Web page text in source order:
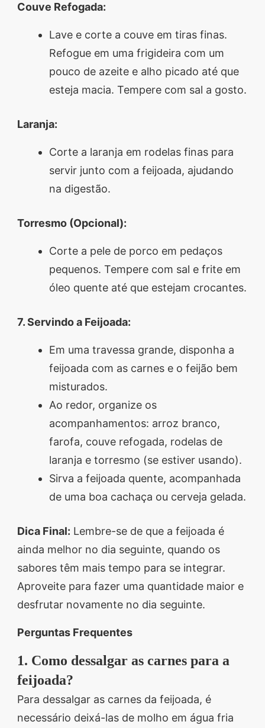
Couve Refogada:
Lave e corte a couve em tiras finas.
Refogue em uma frigideira com um
pouco de azeite e alho picado até que
esteja macia. Tempere com sal a gosto.
Laranja:
Corte a laranja em rodelas finas para
servir junto com a feijoada, ajudando
na digestão.
Torresmo (Opcional):
Corte a pele de porco em pedaços
pequenos. Tempere com sal e frite em
óleo quente até que estejam crocantes.
7. Servindo a Feijoada:
Em uma travessa grande, disponha a
feijoada com as carnes e o feijão bem
misturados.
Ao redor, organize os
acompanhamentos: arroz branco,
farofa, couve refogada, rodelas de
laranja e torresmo (se estiver usando).
Sirva a feijoada quente, acompanhada
de uma boa cachaça ou cerveja gelada.
Dica Final: Lembre-se de que a feijoada é
ainda melhor no dia seguinte, quando os
sabores têm mais tempo para se integrar.
Aproveite para fazer uma quantidade maior e
desfrutar novamente no dia seguinte.
Perguntas Frequentes
1. Como dessalgar as carnes para a
feijoada?
Para dessalgar as carnes da feijoada, é
necessário deixá-las de molho em água fria